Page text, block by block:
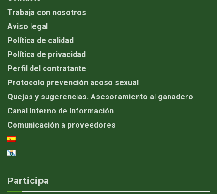
Trabaja con nosotros
Aviso legal
Política de calidad
Política de privacidad
Perfil del contratante
Protocolo prevención acoso sexual
Quejas y sugerencias. Asesoramiento al ganadero
Canal Interno de Información
Comunicación a proveedores
Participa